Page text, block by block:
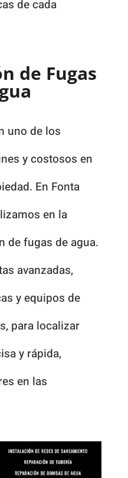
de cada
de Fugas
uno de los
y costosos en
En Fonta
en la
de fugas de agua.
avanzadas,
y equipos de
para localizar
y rápida,
en las